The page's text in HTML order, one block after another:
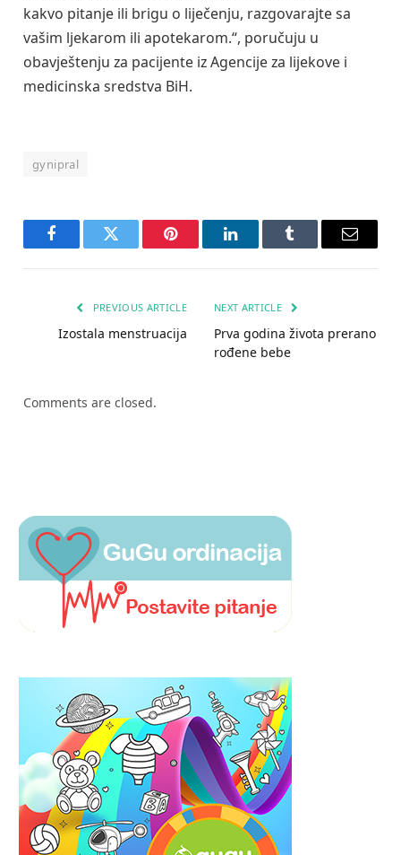
kakvo pitanje ili brigu o liječenju, razgovarajte sa
vašim ljekarom ili apotekarom.“, poručuju u
obavještenju za pacijente iz Agencije za lijekove i
medicinska sredstva BiH.
gynipral
FacebookTwitter Pinterest LinkedInTumblr Email
PREVIOUS ARTICLE
Izostala menstruacija
NEXT ARTICLE
Prva godina života prerano
rođene bebe
Comments are closed.